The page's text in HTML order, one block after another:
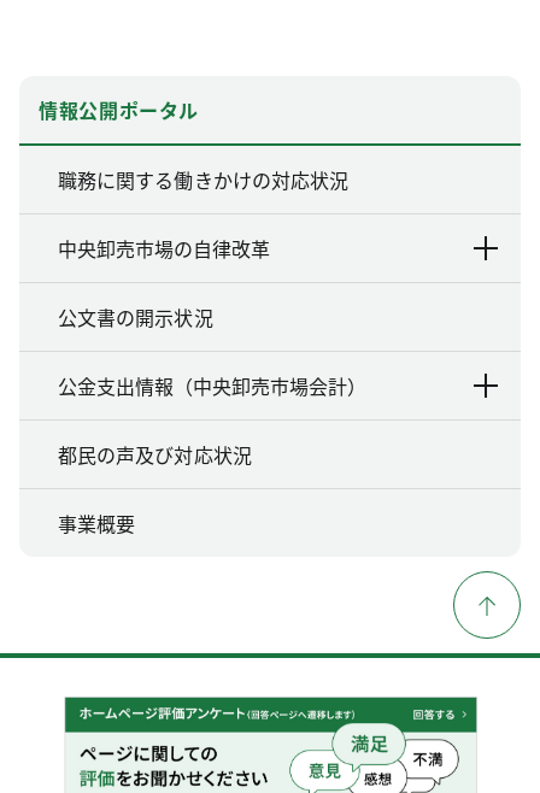
情報公開ポータル
職務に関する働きかけの対応状況
中央卸売市場の自律改革
公文書の開示状況
公金支出情報（中央卸売市場会計）
都民の声及び対応状況
事業概要